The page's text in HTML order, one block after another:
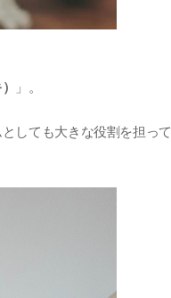
」。
しても大きな役割を担って